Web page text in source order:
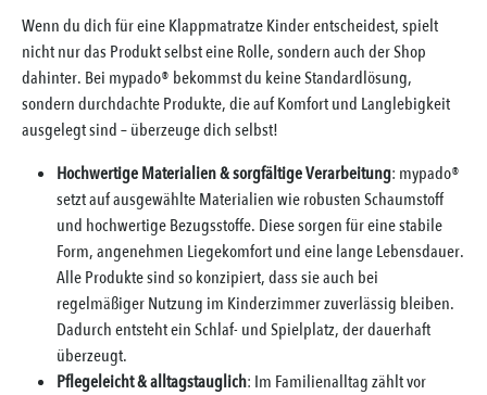
Wenn du dich für eine Klappmatratze Kinder entscheidest, spielt
nicht nur das Produkt selbst eine Rolle, sondern auch der Shop
dahinter. Bei mypado® bekommst du keine Standardlösung,
sondern durchdachte Produkte, die auf Komfort und Langlebigkeit
ausgelegt sind – überzeuge dich selbst!
Hochwertige Materialien & sorgfältige Verarbeitung: mypado®
setzt auf ausgewählte Materialien wie robusten Schaumstoff
und hochwertige Bezugsstoffe. Diese sorgen für eine stabile
Form, angenehmen Liegekomfort und eine lange Lebensdauer.
Alle Produkte sind so konzipiert, dass sie auch bei
regelmäßiger Nutzung im Kinderzimmer zuverlässig bleiben.
Dadurch entsteht ein Schlaf- und Spielplatz, der dauerhaft
überzeugt.
Pflegeleicht & alltagstauglich: Im Familienalltag zählt vor